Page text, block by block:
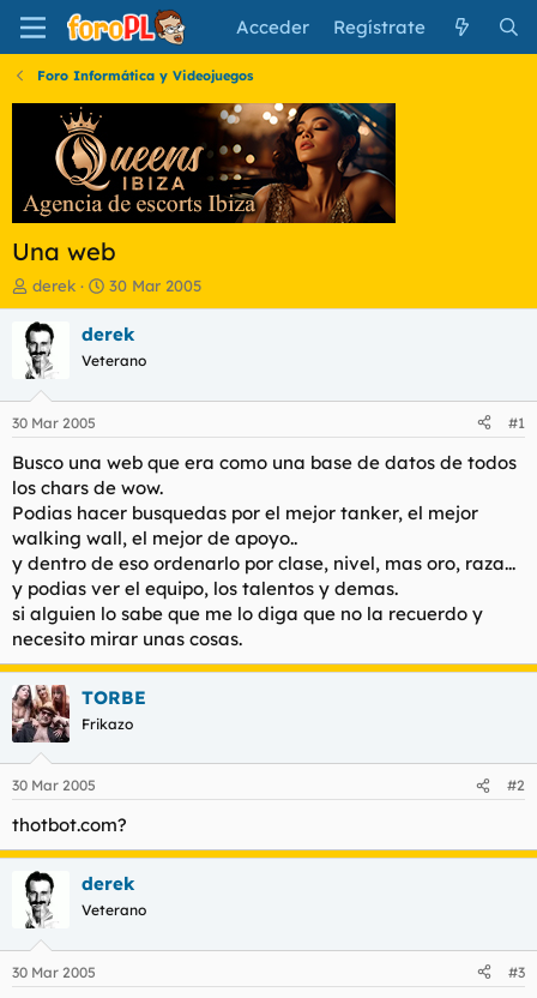
Acceder Regístrate
Foro Informática y Videojuegos
Una web
I
n
i
c
i
a
d
o
r
e
l
t
e
m
a
derek
F
e
c
a
i
n
c
i
o
30 Mar 2005
derek
Veterano
30 Mar 2005 #1
Busco una web que era como una base de datos de todos
los chars de wow.
Podias hacer busquedas por el mejor tanker, el mejor
walking wall, el mejor de apoyo..
y dentro de eso ordenarlo por clase, nivel, mas oro, raza...
y podias ver el equipo, los talentos y demas.
si alguien lo sabe que me lo diga que no la recuerdo y
necesito mirar unas cosas.
TORBE
Frikazo
30 Mar 2005 #2
thotbot.com?
derek
Veterano
30 Mar 2005 #3